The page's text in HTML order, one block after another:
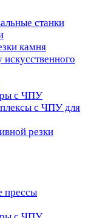
станки
камня
с ЧПУ
с ЧПУ для
резки
прессы